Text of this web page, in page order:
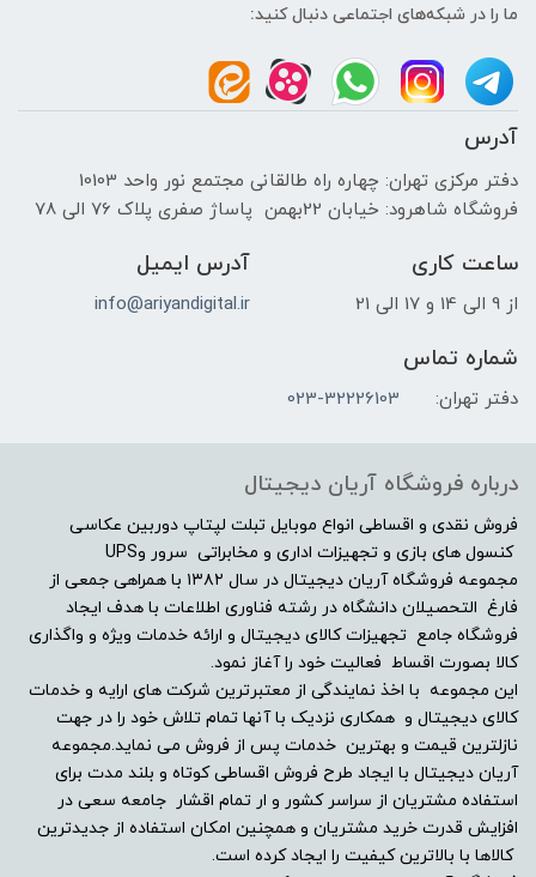
نوع صفحه نمایش
TFT LED-backlit LCD
HD|1366x768
صفحه نمایش مات
صفحه نمایش لمسی
درایو نوری
DVD-RW
توضیحات درایو نوری
-
وبکم
دارد
ما را در شبکه‌های اجتماعی دنبال کنید:
آدرس
دفتر مرکزی تهران: چهاره راه طالقانی مجتمع نور واحد 10103
فروشگاه شاهرود: خیابان 22بهمن پاساژ صفری پلاک 76 الی 78
ساعت کاری
از 9 الی 14 و 17 الی 21
آدرس ایمیل
info@ariyandigital.ir
شماره تماس
دفتر تهران: 023-32226103
درباره فروشگاه آریان دیجیتال
فروش نقدی و اقساطی انواع موبایل تبلت لپتاپ دوربین عکاسی
کنسول های بازی و تجهیزات اداری و مخابراتی سرور وUPS
مجموعه فروشگاه آریان دیجیتال در سال ۱۳۸۲ با همراهی جمعی از
فارغ التحصیلان دانشگاه در رشته فناوری اطلاعات با هدف ایجاد
فروشگاه جامع تجهیزات کالای دیجیتال و ارائه خدمات ویژه و واگذاری
کالا بصورت اقساط فعالیت خود را آغاز نمود.
این مجموعه با اخذ نمایندگی از معتبرترین شرکت های ارایه و خدمات
کالای دیجیتال و همکاری نزدیک با آنها تمام تلاش خود را در جهت
نازلترین قیمت و بهترین خدمات پس از فروش می نماید.مجموعه
آریان دیجیتال با ایجاد طرح فروش اقساطی کوتاه و بلند مدت برای
استفاده مشتریان از سراسر کشور و ار تمام اقشار جامعه سعی در
افزایش قدرت خرید مشتریان و همچنین امکان استفاده از جدیدترین
کالاها با بالاترین کیفیت را ایجاد کرده است.